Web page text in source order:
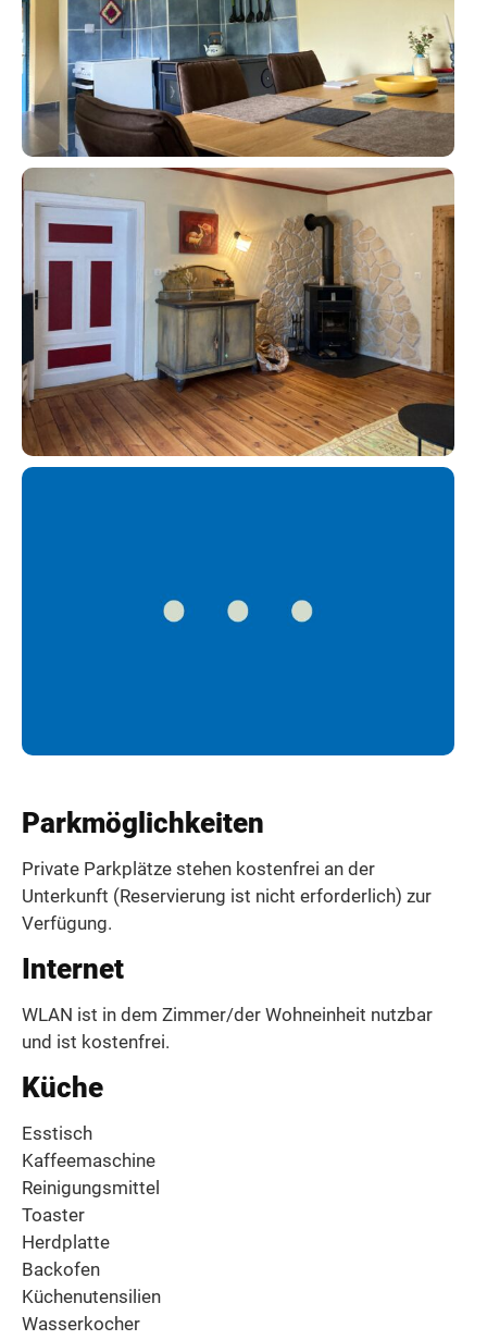
Parkmöglichkeiten
Private Parkplätze stehen kostenfrei an der
Unterkunft (Reservierung ist nicht erforderlich) zur
Verfügung.
Internet
WLAN ist in dem Zimmer/der Wohneinheit nutzbar
und ist kostenfrei.
Küche
Esstisch
Kaffeemaschine
Reinigungsmittel
Toaster
Herdplatte
Backofen
Küchenutensilien
Wasserkocher